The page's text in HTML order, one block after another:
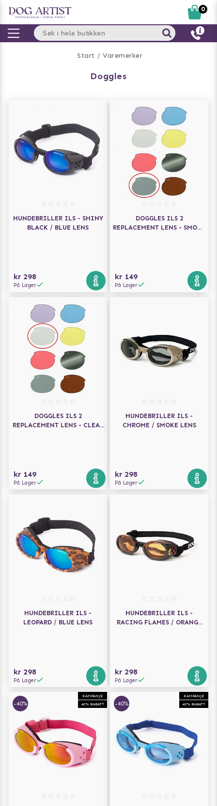
Start Varemerker
doggles
HUNDEBRILLER ILS - SHINY
BLACK / BLUE LENS
kr 298
På Lager
DOGGLES ILS 2
REPLACEMENT LENS - SMOKE
kr 149
På Lager
DOGGLES ILS 2
REPLACEMENT LENS - CLEAR
kr 149
På Lager
HUNDEBRILLER ILS -
CHROME / SMOKE LENS
kr 298
På Lager
HUNDEBRILLER ILS -
LEOPARD / BLUE LENS
kr 298
På Lager
HUNDEBRILLER ILS -
RACING FLAMES / ORANGE
kr 298
På Lager
KAMPANJE
40% RABATT
-40%
KAMPANJE
40% RABATT
-40%
0